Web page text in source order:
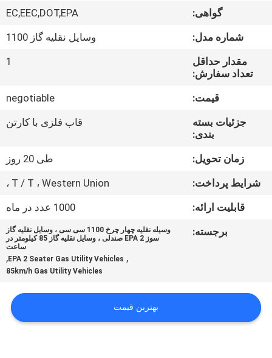
کارخانه
کنترل
تماس
بگیرید
درخواست
نقشه
گواهی:
EC,EEC,DOT,EPA
شماره مدل:
وسایل نقلیه گاز 1100
مقدار حداقل
تعداد سفارش:
1
قیمت:
negotiable
جزئیات بسته
بندی:
قاب فلزی با کارتن
زمان تحویل:
طی 20 روز
شرایط پرداخت:
T / T ، Western Union ،
قابلیت ارائه:
1000 عدد در ماه
برجسته:
وسیله نقلیه چهار چرخ 1100 سی سی ، وسایل نقلیه گاز
سوز EPA 2 صندلی ، وسایل نقلیه گاز 85 کیلومتر در
ساعت
,
EPA 2 Seater Gas Utility Vehicles
,
85km/h Gas Utility Vehicles
بهترین قیمت